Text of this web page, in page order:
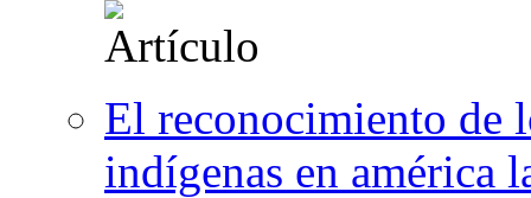
El reconocimiento de
indígenas en américa